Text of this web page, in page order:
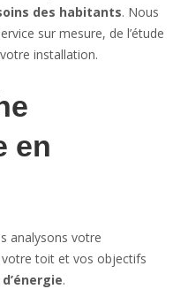
des habitants. Nous
sur mesure, de l’étude
installation.
en
analysons votre
toit et vos objectifs
.